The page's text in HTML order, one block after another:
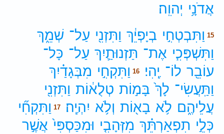
אֲדֹנָ֥י יְהוִֽה׃
15 וַתִּבְטְחִ֣י בְיָפְיֵ֔ךְ וַתִּזְנִ֖י עַל־ שְׁמֵ֑ךְ
וַתִּשְׁפְּכִ֧י אֶת־ תַּזְנוּתַ֛יִךְ עַל־ כָּל־
עוֹבֵ֖ר לוֹ־ יֶֽהִי׃ 16 וַתִּקְחִ֣י מִבְּגָדַ֗יִךְ
וַתַּֽעֲשִׂי־ לָךְ֙ בָּמ֣וֹת טְלֻא֔וֹת וַתִּזְנִ֖י
עֲלֵיהֶ֑ם לֹ֥א בָא֖וֹת וְלֹ֥א יִהְיֶֽה׃ 17 וַתִּקְחִ֞י
כְּלֵ֣י תִפְאַרְתֵּ֗ךְ מִזְּהָבִ֤י וּמִכַּסְפִּי֙ אֲשֶׁ֣ר